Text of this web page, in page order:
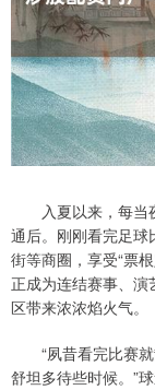
入夏以来，每
通后。刚刚看完足
街等商圈，享受“票
正成为连结赛事、演
区带来浓浓焰火气。
“夙昔看完比赛
舒坦多待些时候。”